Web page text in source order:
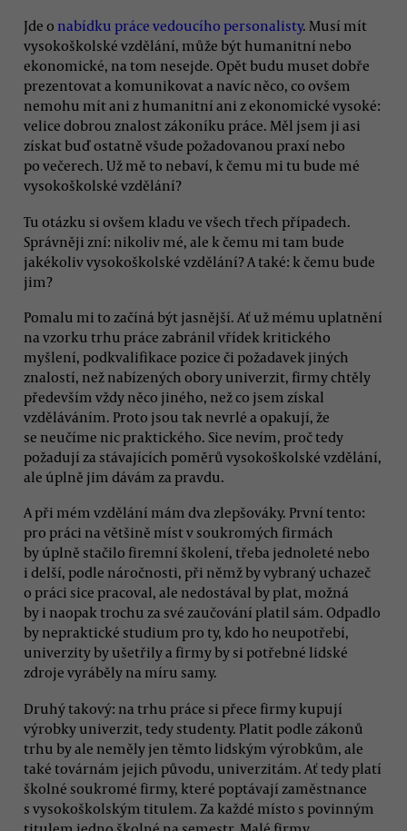
Jde o nabídku práce vedoucího personalisty. Musí mít
vysokoškolské vzdělání, může být humanitní nebo
ekonomické, na tom nesejde. Opět budu muset dobře
prezentovat a komunikovat a navíc něco, co ovšem
nemohu mít ani z humanitní ani z ekonomické vysoké:
velice dobrou znalost zákoníku práce. Měl jsem ji asi
získat buď ostatně všude požadovanou praxí nebo
po večerech. Už mě to nebaví, k čemu mi tu bude mé
vysokoškolské vzdělání?
Tu otázku si ovšem kladu ve všech třech případech.
Správněji zní: nikoliv mé, ale k čemu mi tam bude
jakékoliv vysokoškolské vzdělání? A také: k čemu bude
jim?
Pomalu mi to začíná být jasnější. Ať už mému uplatnění
na vzorku trhu práce zabránil vřídek kritického
myšlení, podkvalifikace pozice či požadavek jiných
znalostí, než nabízených obory univerzit, firmy chtěly
především vždy něco jiného, než co jsem získal
vzděláváním. Proto jsou tak nevrlé a opakují, že
se neučíme nic praktického. Sice nevím, proč tedy
požadují za stávajících poměrů vysokoškolské vzdělání,
ale úplně jim dávám za pravdu.
A při mém vzdělání mám dva zlepšováky. První tento:
pro práci na většině míst v soukromých firmách
by úplně stačilo firemní školení, třeba jednoleté nebo
i delší, podle náročnosti, při němž by vybraný uchazeč
o práci sice pracoval, ale nedostával by plat, možná
by i naopak trochu za své zaučování platil sám. Odpadlo
by nepraktické studium pro ty, kdo ho neupotřebí,
univerzity by ušetřily a firmy by si potřebné lidské
zdroje vyráběly na míru samy.
Druhý takový: na trhu práce si přece firmy kupují
výrobky univerzit, tedy studenty. Platit podle zákonů
trhu by ale neměly jen těmto lidským výrobkům, ale
také továrnám jejich původu, univerzitám. Ať tedy platí
školné soukromé firmy, které poptávají zaměstnance
s vysokoškolským titulem. Za každé místo s povinným